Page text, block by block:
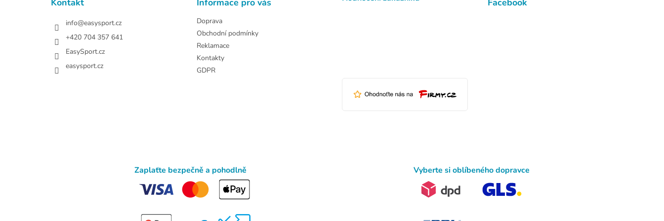
info@easysport.cz
+420 704 357 641
EasySport.cz
easysport.cz
Doprava
Obchodní podmínky
Reklamace
Kontakty
GDPR
Zaplaťte bezpečně a pohodlně Vyberte si oblíbeného dopravce